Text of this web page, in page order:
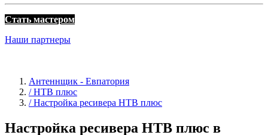
Стать мастером
Наши партнеры
Антеннщик - Евпатория
/ НТВ плюс
/ Настройка ресивера НТВ плюс
Настройка ресивера НТВ плюс в